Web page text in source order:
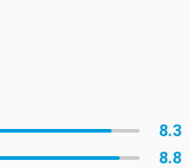
8.3
8.8